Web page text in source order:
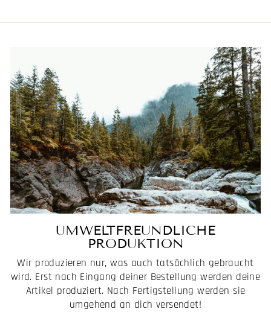
UMWELTFREUNDLICHE
PRODUKTION
Wir produzieren nur, was auch tatsächlich gebraucht
wird. Erst nach Eingang deiner Bestellung werden deine
Artikel produziert. Nach Fertigstellung werden sie
umgehend an dich versendet!